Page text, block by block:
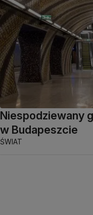
Niespodziewany
w Budapeszcie
ŚWIAT